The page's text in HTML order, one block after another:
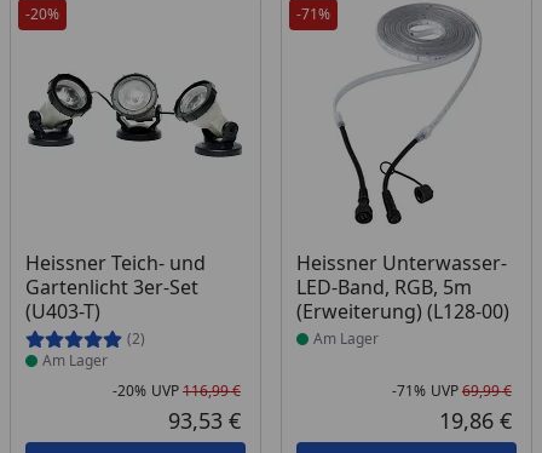
-20%
Heissner Teich- und
Gartenlicht 3er-Set
(U403-T)
(2)
Produkt am Lager
Am Lager
Rabatt in Prozent
-20%
Ursprünglicher Preis
UVP116,99 €
Aktueller Preis
93,53 €
-71%
Heissner Unterwasser-
LED-Band, RGB, 5m
(Erweiterung) (L128-00)
Produkt am Lager
Am Lager
-71% UVP69,99 €
19,86 €